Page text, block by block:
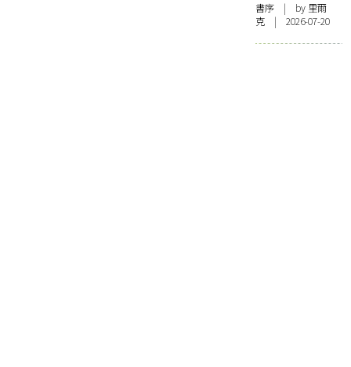
書序 | by 里爾
克 | 2026-07-20